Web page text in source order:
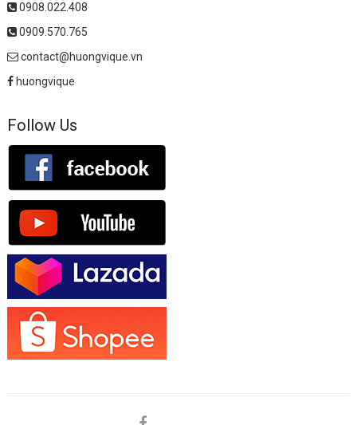
0908.022.408
0909.570.765
contact@huongvique.vn
huongvique
Follow Us